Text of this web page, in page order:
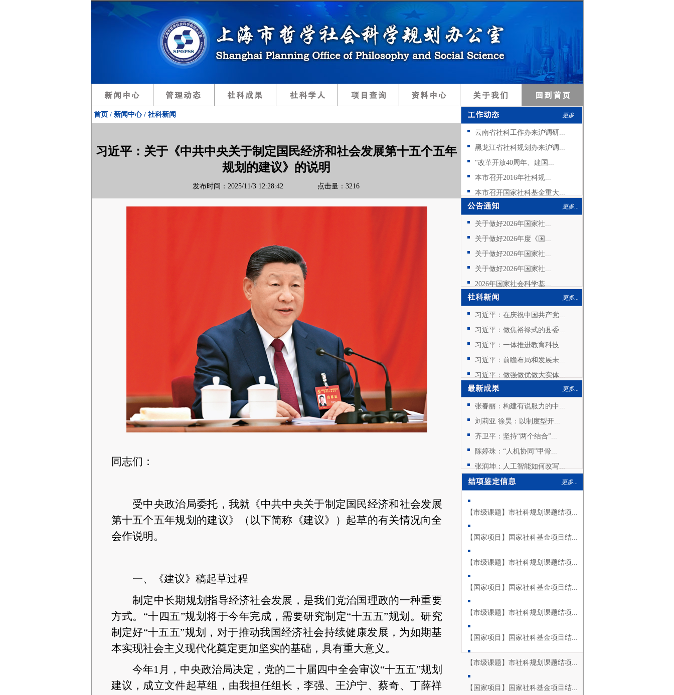
首页 / 新闻中心 / 社科新闻
习近平：关于《中共中央关于制定国民经济和社会发展第十五个五年
规划的建议》的说明
发布时间：2025/11/3 12:28:42 点击量：3216
同志们：
受中央政治局委托，我就《中共中央关于制定国民经济和社会发展
第十五个五年规划的建议》（以下简称《建议》）起草的有关情况向全
会作说明。
一、《建议》稿起草过程
制定中长期规划指导经济社会发展，是我们党治国理政的一种重要
方式。 “十四五”规划将于今年完成，需要研究制定“十五五”规划。研究
制定好“十五五”规划，对于推动我国经济社会持续健康发展，为如期基
本实现社会主义现代化奠定更加坚实的基础，具有重大意义。
今年1月，中央政治局决定，党的二十届四中全会审议“十五五”规划
建议，成立文件起草组，由我担任组长，李强、王沪宁、蔡奇、丁薛祥
更多...
云南省社科工作办来沪调研...
黑龙江省社科规划办来沪调...
“改革开放40周年、建国...
本市召开2016年社科规...
本市召开国家社科基金重大...
更多...
关于做好2026年国家社...
关于做好2026年度《国...
关于做好2026年国家社...
关于做好2026年国家社...
2026年国家社会科学基...
更多...
习近平：在庆祝中国共产党...
习近平：做焦裕禄式的县委...
习近平：一体推进教育科技...
习近平：前瞻布局和发展未...
习近平：做强做优做大实体...
更多...
张春丽：构建有说服力的中...
刘莉亚 徐昊：以制度型开...
齐卫平：坚持“两个结合”...
陈婷珠：“人机协同”甲骨...
张润坤：人工智能如何改写...
更多...
【市级课题】市社科规划课题结项...
【国家项目】国家社科基金项目结...
【市级课题】市社科规划课题结项...
【国家项目】国家社科基金项目结...
【市级课题】市社科规划课题结项...
【国家项目】国家社科基金项目结...
【市级课题】市社科规划课题结项...
【国家项目】国家社科基金项目结...